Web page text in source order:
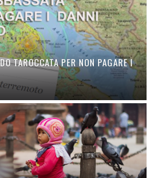
TAROCCATA PER NON PAGARE I